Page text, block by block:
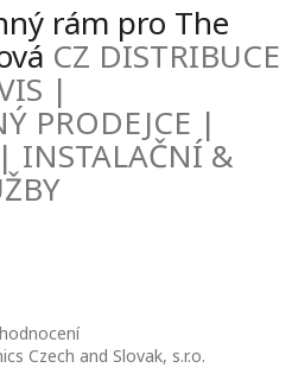
rám pro The
CZ DISTRIBUCE
|
PRODEJCE |
INSTALAČNÍ &
Czech and Slovak, s.r.o.